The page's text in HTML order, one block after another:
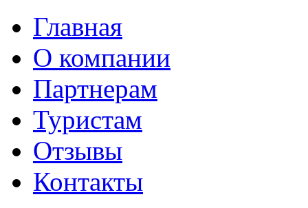
Главная
О компании
Партнерам
Туристам
Отзывы
Контакты